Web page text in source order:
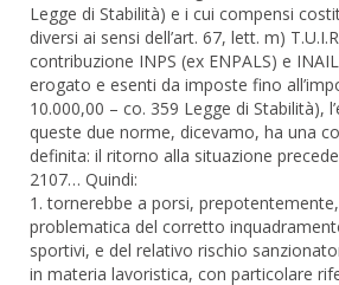
Legge di Stabilità) e i cui compensi
diversi ai sensi dell’art. 67, lett. m)
contribuzione INPS (ex ENPALS) e
erogato e esenti da imposte fino
10.000,00 – co. 359 Legge di Stabilità),
queste due norme, dicevamo, ha una
definita: il ritorno alla situazione
2107… Quindi:
1. tornerebbe a porsi, prepotentemente,
problematica del corretto
sportivi, e del relativo rischio
in materia lavoristica, con particolare